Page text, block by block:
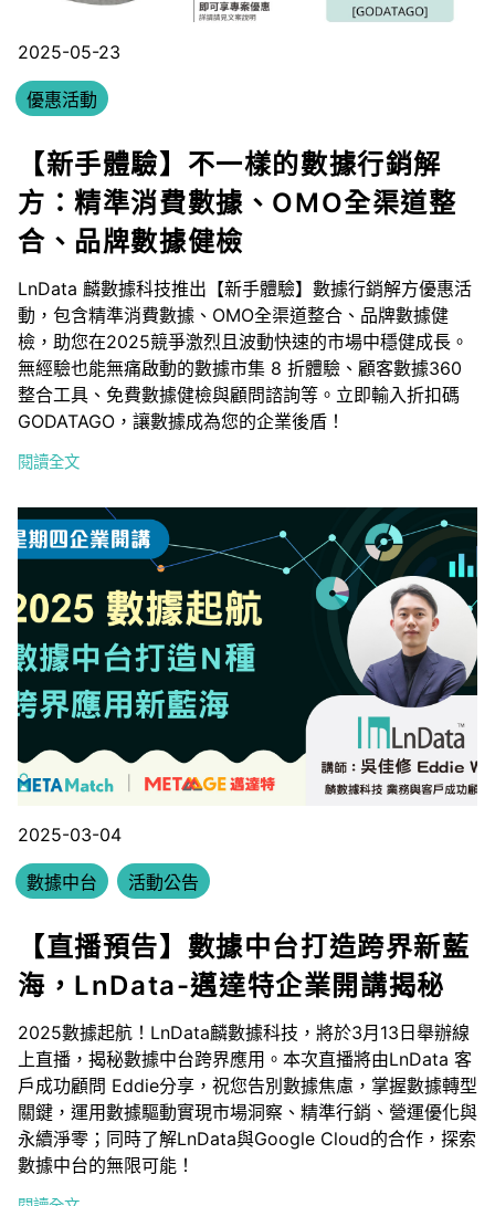
2025-05-23
優惠活動
【新手體驗】不一樣的數據行銷解
方：精準消費數據、OMO全渠道整
合、品牌數據健檢
LnData 麟數據科技推出【新手體驗】數據行銷解方優惠活
動，包含精準消費數據、OMO全渠道整合、品牌數據健
檢，助您在2025競爭激烈且波動快速的市場中穩健成長。
無經驗也能無痛啟動的數據市集 8 折體驗、顧客數據360
整合工具、免費數據健檢與顧問諮詢等。立即輸入折扣碼
GODATAGO，讓數據成為您的企業後盾！
閱讀全文
2025-03-04
數據中台 活動公告
【直播預告】數據中台打造跨界新藍
海，LnData-邁達特企業開講揭秘
2025數據起航！LnData麟數據科技，將於3月13日舉辦線
上直播，揭秘數據中台跨界應用。本次直播將由LnData 客
戶成功顧問 Eddie分享，祝您告別數據焦慮，掌握數據轉型
關鍵，運用數據驅動實現市場洞察、精準行銷、營運優化與
永續淨零；同時了解LnData與Google Cloud的合作，探索
數據中台的無限可能！